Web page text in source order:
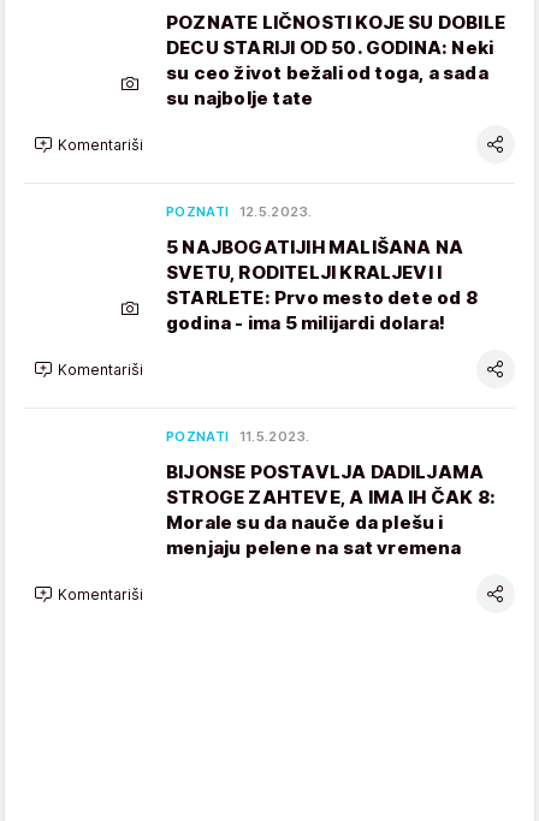
POZNATE LIČNOSTI KOJE SU DOBILE
DECU STARIJI OD 50. GODINA: Neki
su ceo život bežali od toga, a sada
su najbolje tate
Komentariši
POZNATI 12.5.2023.
5 NAJBOGATIJIH MALIŠANA NA
SVETU, RODITELJI KRALJEVI I
STARLETE: Prvo mesto dete od 8
godina - ima 5 milijardi dolara!
Komentariši
POZNATI 11.5.2023.
BIJONSE POSTAVLJA DADILJAMA
STROGE ZAHTEVE, A IMA IH ČAK 8:
Morale su da nauče da plešu i
menjaju pelene na sat vremena
Komentariši